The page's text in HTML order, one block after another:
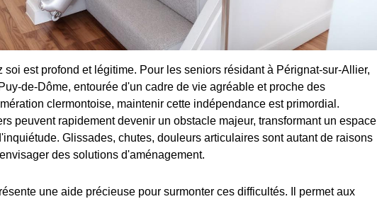
soi est profond et légitime. Pour les seniors résidant à Pérignat-sur-Allier,
de-Dôme, entourée d'un cadre de vie agréable et proche des
clermontoise, maintenir cette indépendance est primordial.
peuvent rapidement devenir un obstacle majeur, transformant un espace
Glissades, chutes, douleurs articulaires sont autant de raisons
des solutions d'aménagement.
une aide précieuse pour surmonter ces difficultés. Il permet aux